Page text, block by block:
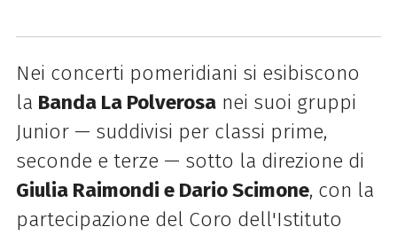
Nei concerti pomeridiani si esibiscono
la Banda La Polverosanei suoi gruppi
Junior — suddivisi per classi prime,
seconde e terze — sotto la direzione di
Giulia Raimondi e Dario Scimone, con la
partecipazione del Coro dell'Istituto